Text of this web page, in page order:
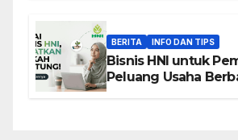
BERITA INFO DAN TIPS
Bisnis HNI untuk
Peluang Usaha